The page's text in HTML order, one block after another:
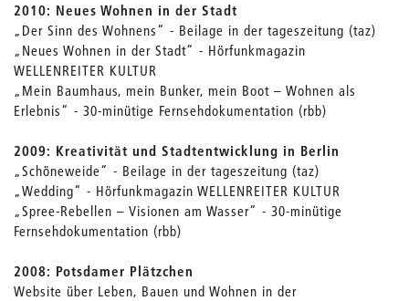
2010: Neues Wohnen in der Stadt
„Der Sinn des Wohnens“ - Beilage in der tageszeitung (taz)
„Neues Wohnen in der Stadt“ - Hörfunkmagazin
WELLENREITER KULTUR
„Mein Baumhaus, mein Bunker, mein Boot – Wohnen als
Erlebnis“ - 30-minütige Fernsehdokumentation (rbb)
2009: Kreativität und Stadtentwicklung in Berlin
„Schöneweide“ - Beilage in der tageszeitung (taz)
„Wedding“ - Hörfunkmagazin WELLENREITER KULTUR
„Spree-Rebellen – Visionen am Wasser“ - 30-minütige
Fernsehdokumentation (rbb)
2008: Potsdamer Plätzchen
Website über Leben, Bauen und Wohnen in der